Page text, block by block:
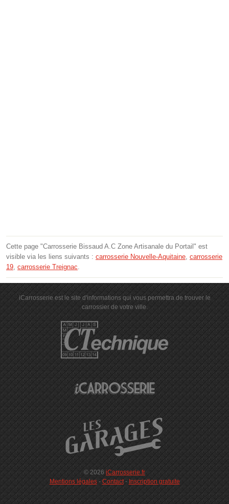
Cette page "Carrosserie Bissaud A.C Zone Artisanale du Portail" est
visible via les liens suivants : carrosserie Nouvelle-Aquitaine carrosserie
19 carrosserie Treignac
iCarrosserie est le site d'informations qui vous permettra de trouver le
carrossier de votre ville.
© 2026 iCarrosserie.fr
Mentions légales- Contact- Inscription gratuite